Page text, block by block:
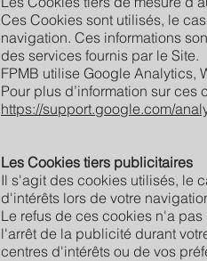
Ces Cookies sont utilisés, le
navigation. Ces informations
des services fournis par le Site.
FPMB utilise Google Analytics,
Pour plus d’information sur
https://support.google.com/
Les Cookies tiers publicitaires
Il s'agit des cookies utilisés, le
d'intérêts lors de votre
Le refus de ces cookies n'a
l'arrêt de la publicité durant
centres d'intérêts ou de vos